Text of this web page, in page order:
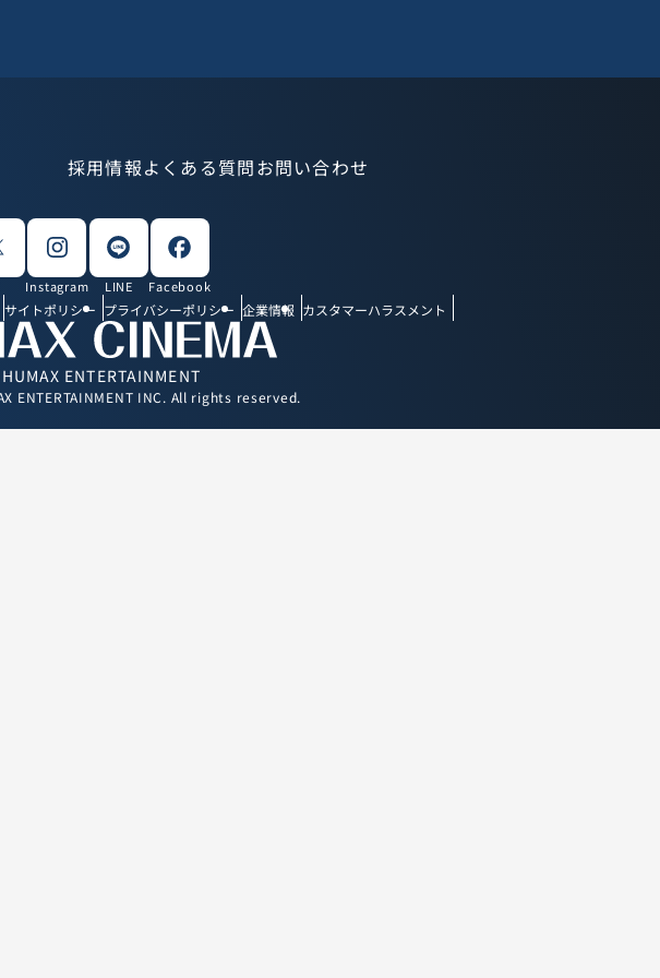
採用情報よくある質問お問い合わせ
Instagram LINE Facebook
サイトポリシー プライバシーポリシー 企業情報 カスタマーハラスメント
ENTERTAINMENT
ENTERTAINMENT INC. All rights reserved.